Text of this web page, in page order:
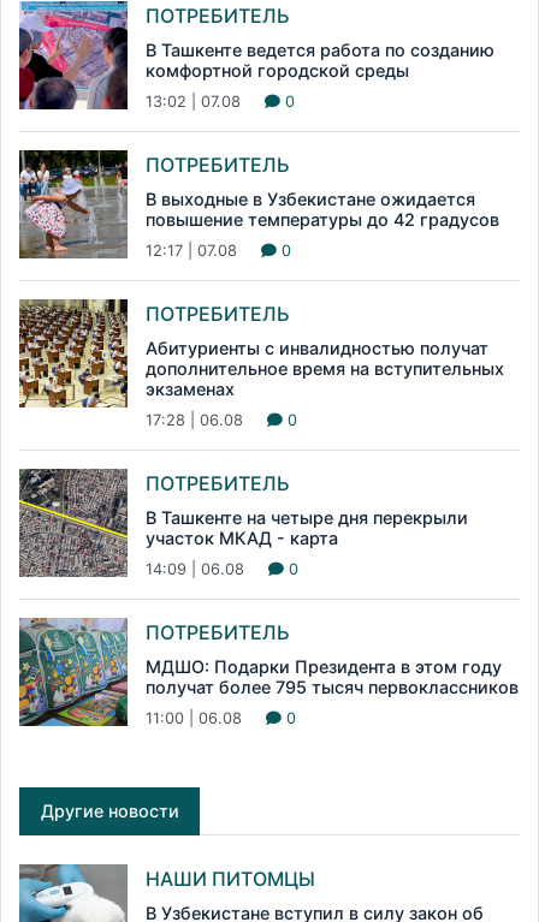
ПОТРЕБИТЕЛЬ
В Ташкенте ведется работа по созданию
комфортной городской среды
13:02 | 07.08 0
ПОТРЕБИТЕЛЬ
В выходные в Узбекистане ожидается
повышение температуры до 42 градусов
12:17 | 07.08 0
ПОТРЕБИТЕЛЬ
Абитуриенты с инвалидностью получат
дополнительное время на вступительных
экзаменах
17:28 | 06.08 0
ПОТРЕБИТЕЛЬ
В Ташкенте на четыре дня перекрыли
участок МКАД - карта
14:09 | 06.08 0
ПОТРЕБИТЕЛЬ
МДШО: Подарки Президента в этом году
получат более 795 тысяч первоклассников
11:00 | 06.08 0
Другие новости
НАШИ ПИТОМЦЫ
В Узбекистане вступил в силу закон об